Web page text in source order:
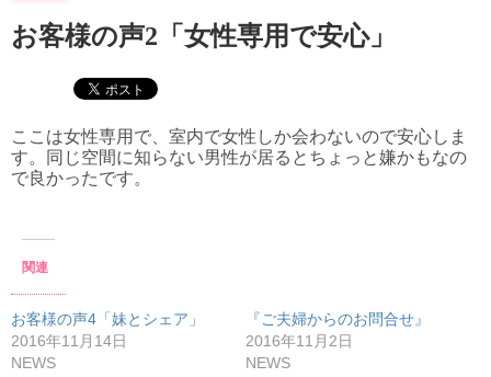
お客様の声2「女性専用で安心」
ここは女性専用で、室内で女性しか会わないので安心しま
す。同じ空間に知らない男性が居るとちょっと嫌かもなの
で良かったです。
関連
お客様の声4「妹とシェア」
2016年11月14日
NEWS
『ご夫婦からのお問合せ』
2016年11月2日
NEWS